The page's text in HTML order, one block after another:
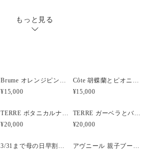
もっと見る
Brume オレンジピンクのフープブーケ
¥15,000
Côte 胡蝶蘭とピオニーのキャスケードブーケ｜ピンク×ホワイト
¥15,000
TERRE ボタニカルナチュラルクラッチウェディングブーケ
¥20,000
TERRE ガーベラとバンクシアのナチュラルクラッチブーケ
¥20,000
3/31まで母の日早割・5束限定 ローズのアーティフィシャルフラワーブーケ Bonheur Rosé（ボヌール・ロゼ）
アヴニール 親子ブーケ風ガラスボトル アーティフィシャルフラワー